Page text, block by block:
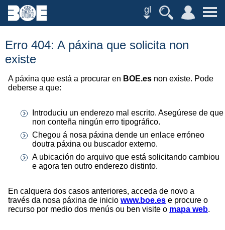
gl
Erro 404: A páxina que solicita non
existe
A páxina que está a procurar en BOE.es non existe. Pode
deberse a que:
Introduciu un enderezo mal escrito. Asegúrese de que
non conteña ningún erro tipográfico.
Chegou á nosa páxina dende un enlace erróneo
doutra páxina ou buscador externo.
A ubicación do arquivo que está solicitando cambiou
e agora ten outro enderezo distinto.
En calquera dos casos anteriores, acceda de novo a
través da nosa páxina de inicio www.boe.es e procure o
recurso por medio dos menús ou ben visite o mapa web.